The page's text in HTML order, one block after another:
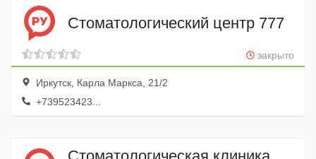
Стоматологический центр 777
закрыто
Иркутск, Карла Маркса, 21/2
+739523423...
Стоматологическая клиника